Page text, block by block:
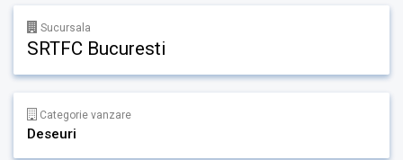
Sucursala
SRTFC Bucuresti
Categorie vanzare
Deseuri